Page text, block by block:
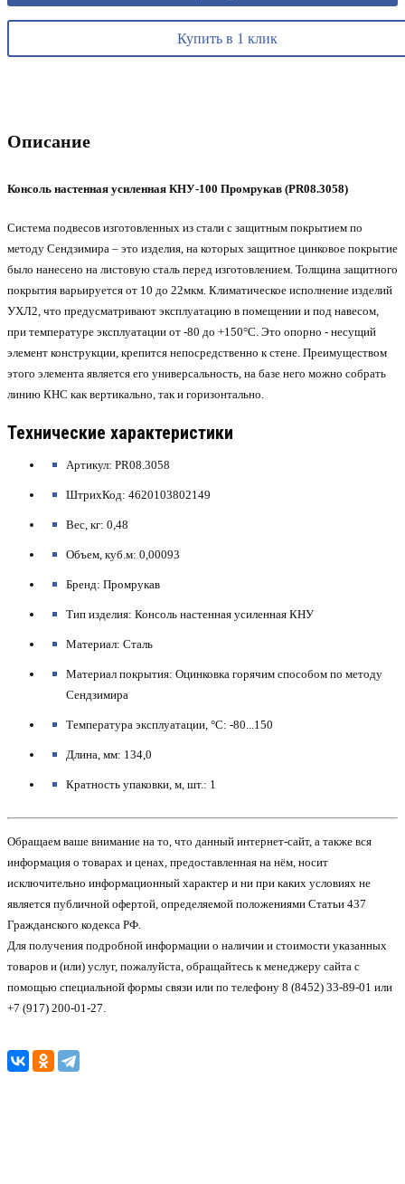
Купить в 1 клик
Описание
Консоль настенная усиленная КНУ-100 Промрукав (PR08.3058)
Система подвесов изготовленных из стали с защитным покрытием по
методу Сендзимира – это изделия, на которых защитное цинковое покрытие
было нанесено на листовую сталь перед изготовлением. Толщина защитного
покрытия варьируется от 10 до 22мкм. Климатическое исполнение изделий
УХЛ2, что предусматривают эксплуатацию в помещении и под навесом,
при температуре эксплуатации от -80 до +150°С. Это опорно - несущий
элемент конструкции, крепится непосредственно к стене. Преимуществом
этого элемента является его универсальность, на базе него можно собрать
линию КНС как вертикально, так и горизонтально.
Технические характеристики
Артикул: PR08.3058
ШтрихКод: 4620103802149
Вес, кг: 0,48
Объем, куб.м: 0,00093
Бренд: Промрукав
Тип изделия: Консоль настенная усиленная КНУ
Материал: Сталь
Материал покрытия: Оцинковка горячим способом по методу
Сендзимира
Температура эксплуатации, °C: -80...150
Длина, мм: 134,0
Кратность упаковки, м, шт.: 1
Обращаем ваше внимание на то, что данный интернет-сайт, а также вся
информация о товарах и ценах, предоставленная на нём, носит
исключительно информационный характер и ни при каких условиях не
является публичной офертой, определяемой положениями Статьи 437
Гражданского кодекса РФ.
Для получения подробной информации о наличии и стоимости указанных
товаров и (или) услуг, пожалуйста, обращайтесь к менеджеру сайта с
помощью специальной формы связи или по телефону 8 (8452) 33-89-01 или
+7 (917) 200-01-27.